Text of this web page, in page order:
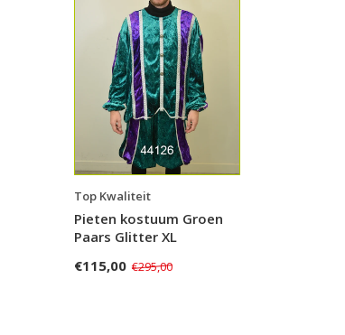
Top Kwaliteit
Pieten kostuum Groen
Paars Glitter XL
€115,00 €295,00